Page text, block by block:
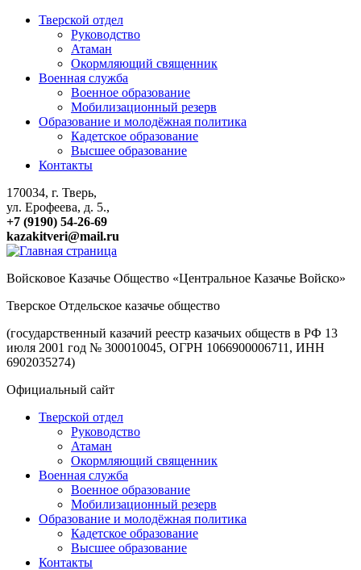
Тверской отдел
Руководство
Атаман
Окормляющий священник
Военная служба
Военное образование
Мобилизационный резерв
Образование и молодёжная политика
Кадетское образование
Высшее образование
Контакты
170034, г. Тверь,
ул. Ерофеева, д. 5.,
+7 (9190) 54-26-69
kazakitveri@mail.ru
Войсковое Казачье Общество «Центральное Казачье Войско»
Тверское Отдельское казачье общество
(государственный казачий реестр казачьих обществ в РФ 13
июля 2001 год № 300010045, ОГРН 1066900006711, ИНН
6902035274)
Официальный сайт
Тверской отдел
Руководство
Атаман
Окормляющий священник
Военная служба
Военное образование
Мобилизационный резерв
Образование и молодёжная политика
Кадетское образование
Высшее образование
Контакты